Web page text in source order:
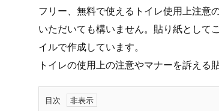
フリー、無料で使えるトイレ使用上注意
いただいても構いません。貼り紙として
イルで作成しています。
トイレの使用上の注意やマナーを訴える
目次